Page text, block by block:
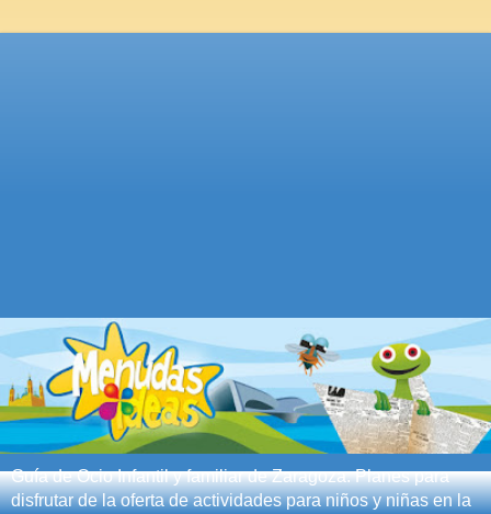
Guía de Ocio Infantil y familiar de Zaragoza. Planes para
disfrutar de la oferta de actividades para niños y niñas en la